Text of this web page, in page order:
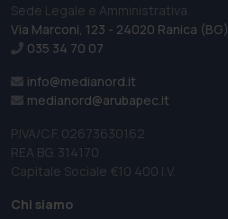
Sede Legale e Amministrativa
Via Marconi, 123 - 24020 Ranica (BG)
035 34 70 07
info@medianord.it
medianord@arubapec.it
P.IVA/C.F. 02673630162
REA BG. 314170
Capitale Sociale €10 400 I.V.
Chi siamo